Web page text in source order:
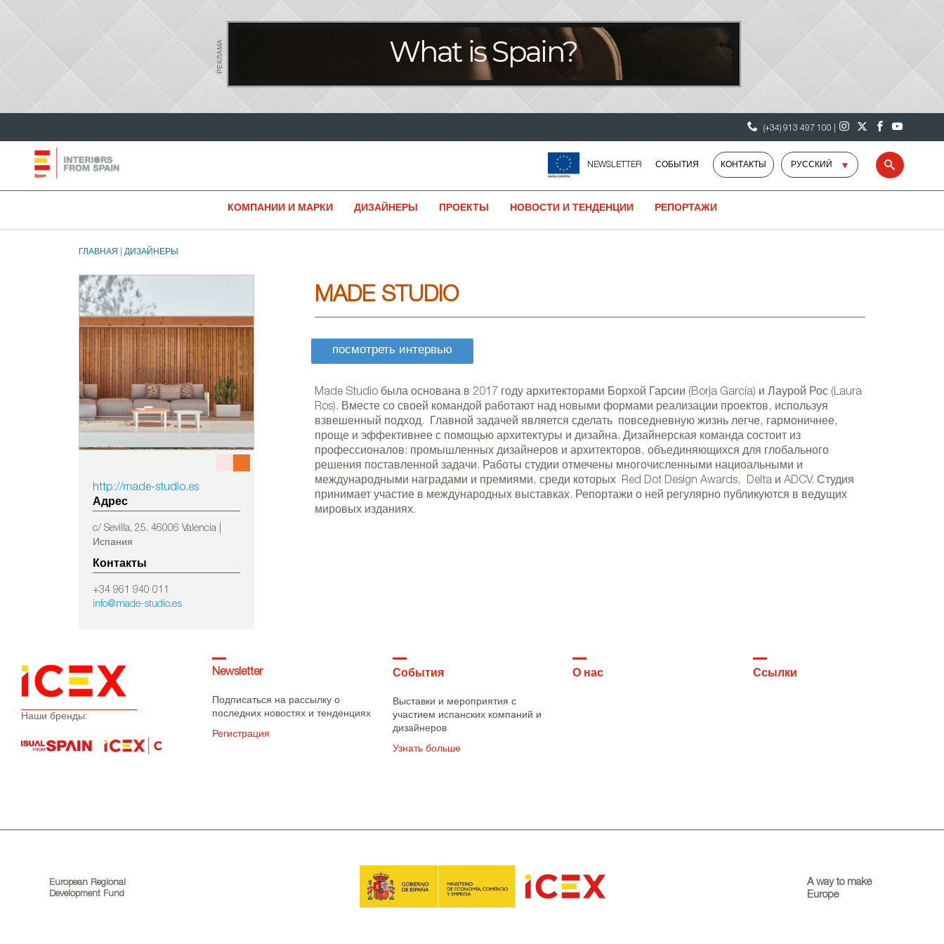
РЕКЛАМА
(+34) 913 497 100 |
NEWSLETTER СОБЫТИЯ КОНТАКТЫ
Select
language
Search
КОМПАНИИ И МАРКИ ДИЗАЙНЕРЫ ПРОЕКТЫ НОВОСТИ И ТЕНДЕНЦИИ РЕПОРТАЖИ
ГЛАВНАЯ ДИЗАЙНЕРЫ
http://made-studio.es
Адрес
c/ Sevilla, 25. 46006 Valencia |
Испания
Контакты
+34 961 940 011
info@made-studio.es
MADE STUDIO
посмотреть интервью
Made Studio была основана в 2017 году архитекторами Борхой Гарсии (Borja García) и Лаурой Рос (Laura
Ros). Вместе со своей командой работают над новыми формами реализации проектов, используя
взвешенный подход. Главной задачей является сделать повседневную жизнь легче, гармоничнее,
проще и эффективнее с помощью архитектуры и дизайна. Дизайнерская команда состоит из
профессионалов: промышленных дизайнеров и архитекторов, объединяющихся для глобального
решения поставленной задачи. Работы студии отмечены многочисленными нациоальными и
международными наградами и премиями, среди которых Red Dot Design Awards, Delta и ADCV. Студия
принимает участие в международных выставках. Репортажи о ней регулярно публикуются в ведущих
мировых изданиях.
Наши бренды:
Newsletter
Подписаться на рассылку о
последних новостях и тенденциях
Регистрация
События
Выставки и мероприятия с
участием испанских компаний и
дизайнеров
Узнать больше
О нас Ссылки
European Regional
Development Fund
A way to make
Europe